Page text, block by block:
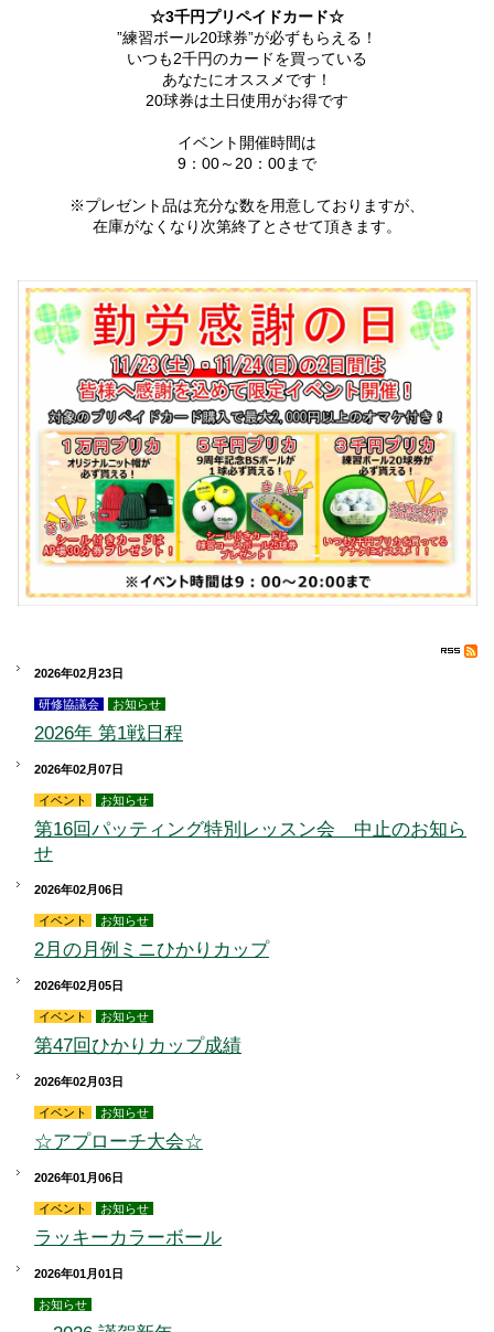
☆3千円プリペイドカード☆
”練習ボール20球券”が必ずもらえる！
いつも2千円のカードを買っている
あなたにオススメです！
20球券は土日使用がお得です
イベント開催時間は
9：00～20：00まで
※プレゼント品は充分な数を用意しておりますが、
在庫がなくなり次第終了とさせて頂きます。
2026年02月23日
研修協議会 お知らせ
2026年 第1戦日程
2026年02月07日
イベント お知らせ
第16回パッティング特別レッスン会 中止のお知ら
せ
2026年02月06日
イベント お知らせ
2月の月例ミニひかりカップ
2026年02月05日
イベント お知らせ
第47回ひかりカップ成績
2026年02月03日
イベント お知らせ
☆アプローチ大会☆
2026年01月06日
イベント お知らせ
ラッキーカラーボール
2026年01月01日
お知らせ